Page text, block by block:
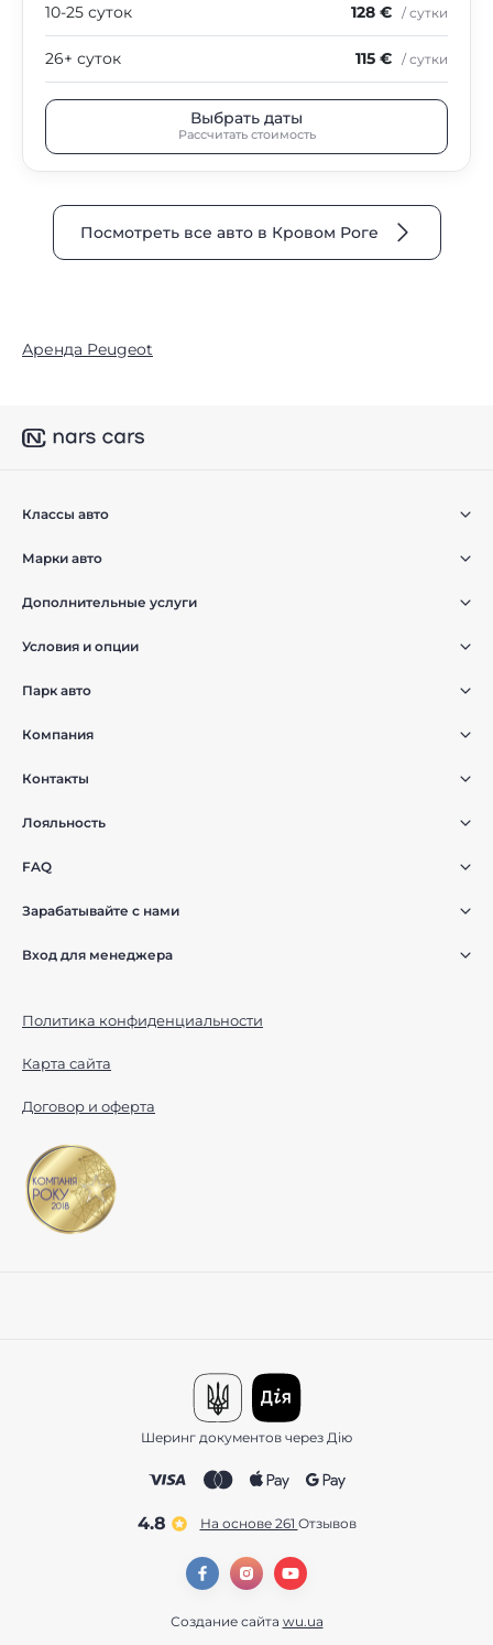
10-25 суток 128 € / сутки
26+ суток 115 € / сутки
Выбрать даты
Рассчитать стоимость
Посмотреть все авто в Кровом Роге
Аренда Peugeot
Классы авто
Марки авто
Дополнительные услуги
Условия и опции
Парк авто
Компания
Контакты
Лояльность
FAQ
Зарабатывайте с нами
Вход для менеджера
Политика конфиденциальности
Карта сайта
Договор и оферта
Шеринг документов через Дію
4.8 На основе 261 отзывов
Создание сайта wu.ua